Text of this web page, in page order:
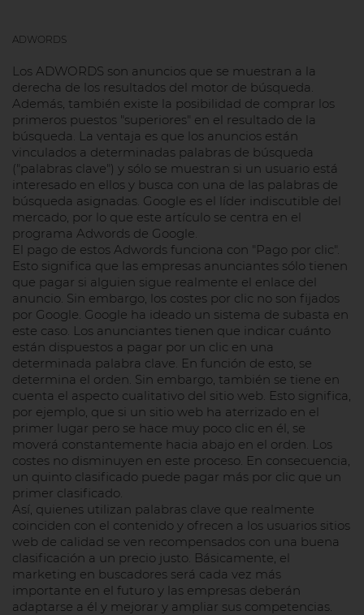
ADWORDS
Los ADWORDS son anuncios que se muestran a la
derecha de los resultados del motor de búsqueda.
Además, también existe la posibilidad de comprar los
primeros puestos "superiores" en el resultado de la
búsqueda. La ventaja es que los anuncios están
vinculados a determinadas palabras de búsqueda
("palabras clave") y sólo se muestran si un usuario está
interesado en ellos y busca con una de las palabras de
búsqueda asignadas. Google es el líder indiscutible del
mercado, por lo que este artículo se centra en el
programa Adwords de Google.
El pago de estos Adwords funciona con "Pago por clic".
Esto significa que las empresas anunciantes sólo tienen
que pagar si alguien sigue realmente el enlace del
anuncio. Sin embargo, los costes por clic no son fijados
por Google. Google ha ideado un sistema de subasta en
este caso. Los anunciantes tienen que indicar cuánto
están dispuestos a pagar por un clic en una
determinada palabra clave. En función de esto, se
determina el orden. Sin embargo, también se tiene en
cuenta el aspecto cualitativo del sitio web. Esto significa,
por ejemplo, que si un sitio web ha aterrizado en el
primer lugar pero se hace muy poco clic en él, se
moverá constantemente hacia abajo en el orden. Los
costes no disminuyen en este proceso. En consecuencia,
un quinto clasificado puede pagar más por clic que un
primer clasificado.
Así, quienes utilizan palabras clave que realmente
coinciden con el contenido y ofrecen a los usuarios sitios
web de calidad se ven recompensados con una buena
clasificación a un precio justo. Básicamente, el
marketing en buscadores será cada vez más
importante en el futuro y las empresas deberán
adaptarse a él y mejorar y ampliar sus competencias.